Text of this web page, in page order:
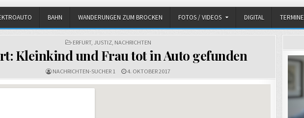
BAHN WANDERUNGEN ZUM BROCKEN FOTOS / VIDEOS DIGITAL TERMINE
POSTED
IN
ERFURT, JUSTIZ, NACHRICHTEN
Kleinkind und Frau tot in Auto gefunden
NACHRICHTEN-SUCHER 1 4. OKTOBER 2017